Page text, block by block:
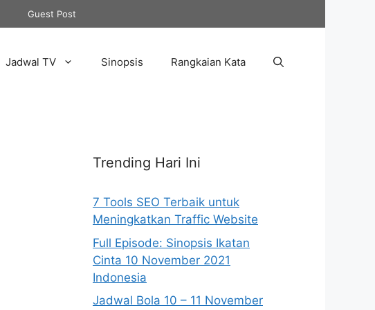
Guest Post
Jadwal TV Sinopsis Rangkaian Kata
Trending Hari Ini
7 Tools SEO Terbaik untuk
Meningkatkan Traffic Website
Full Episode: Sinopsis Ikatan
Cinta 10 November 2021
Indonesia
Jadwal Bola 10 – 11 November